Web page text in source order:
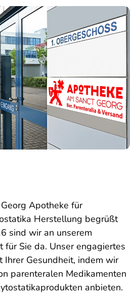
Apotheke für
Herstellung begrüßt
sind wir an unserem
Sie da. Unser engagiertes
Ihrer Gesundheit, indem wir
parenteralen Medikamenten
anbieten.